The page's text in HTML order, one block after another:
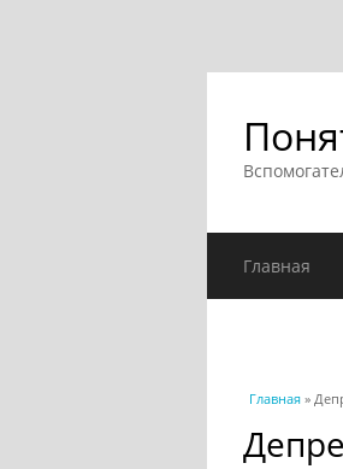
Главная
Вы здесь
Главная »